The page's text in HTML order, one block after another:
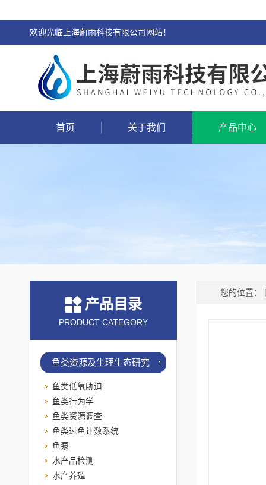
欢迎光临上海蔚雨科技有限公司网站！
首页 关于我们 产品中心
您的位置：
产品目录
PRODUCT CATEGORY
鱼类资源及生理生态研究
鱼类低氧胁迫
鱼类行为学
鱼类资源调查
鱼类过鱼计数系统
鱼泵
水产品检测
水产养殖